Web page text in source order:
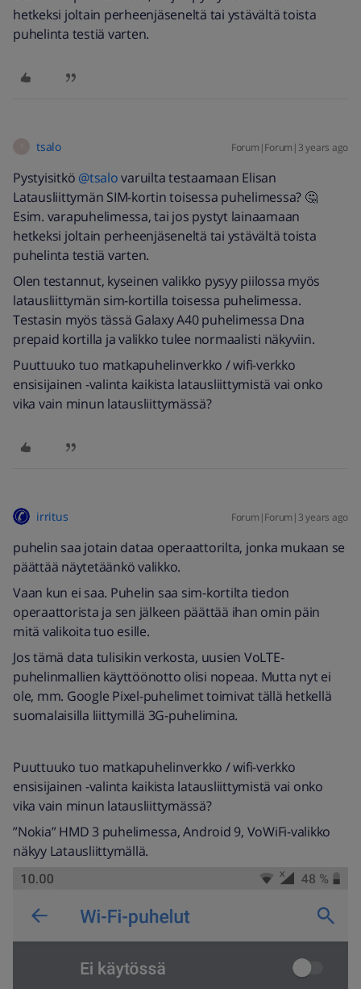
hetkeksi joltain perheenjäseneltä tai ystävältä toista
puhelinta testiä varten.
tsalo Forum|Forum|3 years ago
Pystyisitkö @tsalovaruilta testaamaan Elisan
Latausliittymän SIM-kortin toisessa puhelimessa? 🤔
Esim. varapuhelimessa, tai jos pystyt lainaamaan
hetkeksi joltain perheenjäseneltä tai ystävältä toista
puhelinta testiä varten.
Olen testannut, kyseinen valikko pysyy piilossa myös
latausliittymän sim-kortilla toisessa puhelimessa.
Testasin myös tässä Galaxy A40 puhelimessa Dna
prepaid kortilla ja valikko tulee normaalisti näkyviin.
Puuttuuko tuo matkapuhelinverkko / wifi-verkko
ensisijainen -valinta kaikista latausliittymistä vai onko
vika vain minun latausliittymässä?
irritus Forum|Forum|3 years ago
puhelin saa jotain dataa operaattorilta, jonka mukaan se
päättää näytetäänkö valikko.
Vaan kun ei saa. Puhelin saa sim-kortilta tiedon
operaattorista ja sen jälkeen päättää ihan omin päin
mitä valikoita tuo esille.
Jos tämä data tulisikin verkosta, uusien VoLTE-
puhelinmallien käyttöönotto olisi nopeaa. Mutta nyt ei
ole, mm. Google Pixel-puhelimet toimivat tällä hetkellä
suomalaisilla liittymillä 3G-puhelimina.
Puuttuuko tuo matkapuhelinverkko / wifi-verkko
ensisijainen -valinta kaikista latausliittymistä vai onko
vika vain minun latausliittymässä?
”Nokia” HMD 3 puhelimessa, Android 9, VoWiFi-valikko
näkyy Latausliittymällä.